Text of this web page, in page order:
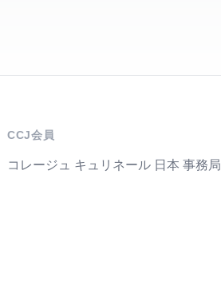
CCJ会員
コレージュ キュリネール 日本 事務局